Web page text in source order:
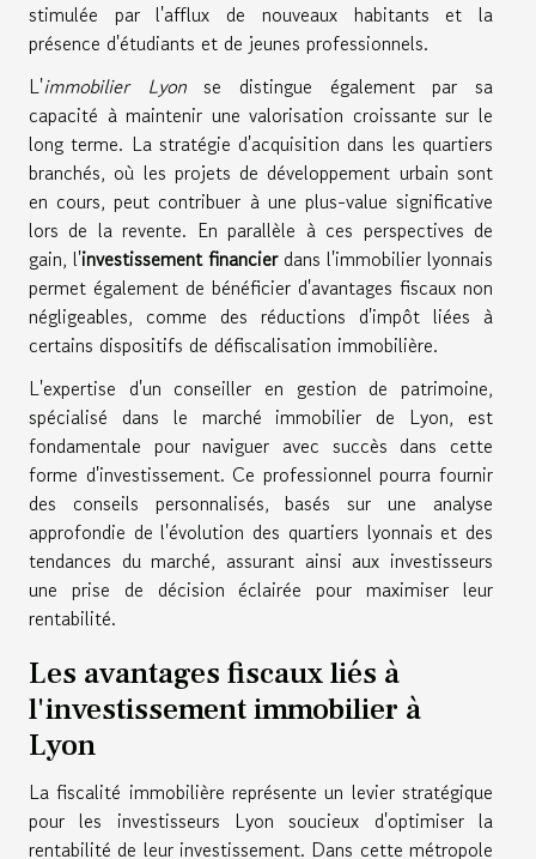
stimulée par l'afflux de nouveaux habitants et la
présence d'étudiants et de jeunes professionnels.
L'immobilier Lyonse distingue également par sa
capacité à maintenir une valorisation croissante sur le
long terme. La stratégie d'acquisition dans les quartiers
branchés, où les projets de développement urbain sont
en cours, peut contribuer à une plus-value significative
lors de la revente. En parallèle à ces perspectives de
gain, l'investissement financierdans l'immobilier lyonnais
permet également de bénéficier d'avantages fiscaux non
négligeables, comme des réductions d'impôt liées à
certains dispositifs de défiscalisation immobilière.
L'expertise d'un conseiller en gestion de patrimoine,
spécialisé dans le marché immobilier de Lyon, est
fondamentale pour naviguer avec succès dans cette
forme d'investissement. Ce professionnel pourra fournir
des conseils personnalisés, basés sur une analyse
approfondie de l'évolution des quartiers lyonnais et des
tendances du marché, assurant ainsi aux investisseurs
une prise de décision éclairée pour maximiser leur
rentabilité.
Les avantages fiscaux liés à
l'investissement immobilier à
Lyon
La fiscalité immobilière représente un levier stratégique
pour les investisseurs Lyon soucieux d'optimiser la
rentabilité de leur investissement. Dans cette métropole